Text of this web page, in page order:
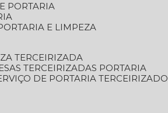
PORTARIA
E LIMPEZA
TERCEIRIZADA
TERCEIRIZADAS PORTARIA
DE PORTARIA TERCEIRIZADO